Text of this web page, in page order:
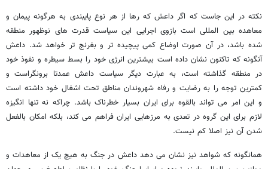
نکته در این جاست که اگر داعش که رها از هر نوع پایبندی به هرگونه پیمان و
معاهده بین المللی است بازوی اجرایی این سیاست قدرت های نوظهور منطقه
شده باشد، در آن صورت اوضاع کمی پیچیده تر و بغرنج تر خواهد شد. داعش
آنگونه که تاکنون نشان داده است بیشترین انرژی خود را بسط سیطره و نفوذ خود
در منطقه گذاشته است، به عبارت دیگر سیاست داعش عمدتا برونگراست و
کمترین توجه را به رضایت و رفاه شهروندان مناطق تحت اشغال خود داشته است
و این امر می تواند بالقوه برای ایران بسیار خطرناک باشد. چراکه نه تنها انگیزه
لازم برای این گروه در تعدی به مرزهایی ایران فراهم می کند، بلکه امکان بالفعل
شدن آن نیز اصلا کم نیست.
همانگونه که شواهد نیز نشان می دهد داعش در جنگ به هیچ یک از معاهدات و